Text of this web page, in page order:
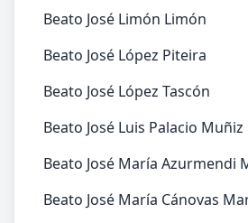
Beato José Limón Limón
Beato José López Piteira
Beato José López Tascón
Beato José Luis Palacio Muñiz
Beato José María Azurmendi
Beato José María Cánovas